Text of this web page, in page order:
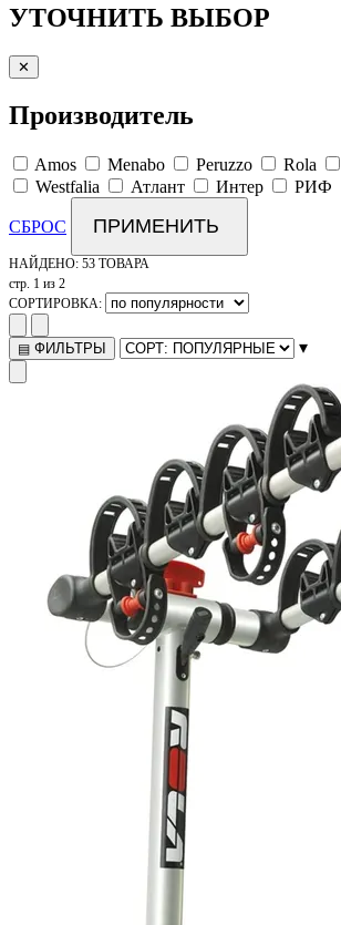
УТОЧНИТЬ ВЫБОР
✕
Производитель
Amos Menabo Peruzzo Rola
Westfalia
Атлант Интер РИФ
СБРОС ПРИМЕНИТЬ
НАЙДЕНО: 53 ТОВАРА
стр. 1 из 2
СОРТИРОВКА:
▤ ФИЛЬТРЫ ▾